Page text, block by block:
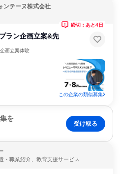
ンテーヌ株式会社
ラン企画立案&先
画立案体験
締切：あと4日
この企業の類似募集
を
受け取る
・職業紹介、教育支援サービス